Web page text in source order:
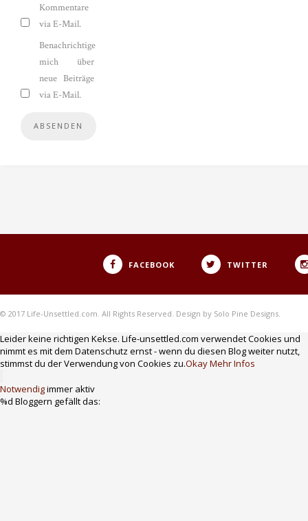
Kommentare
via E-Mail.
Benachrichtige
mich über
neue Beiträge
via E-Mail.
FACEBOOK TWITTER
© 2017 Life-Unsettled.com. All Rights Reserved. Design by Solo Pine Designs.
Leider keine richtigen Kekse. Life-unsettled.com verwendet Cookies und
nimmt es mit dem Datenschutz ernst - wenn du diesen Blog weiter nutzt,
stimmst du der Verwendung von Cookies zu.OkayMehr Infos
Notwendigimmer aktiv
%d Bloggern gefällt das: